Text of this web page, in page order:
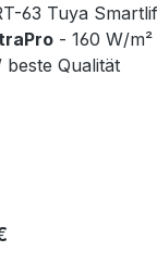
63 Tuya
- 160 W/m²
beste Qualität